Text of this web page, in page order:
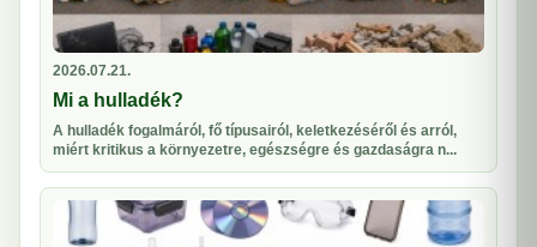
2026.07.21.
Mi a hulladék?
A hulladék fogalmáról, fő típusairól, keletkezéséről és arról,
miért kritikus a környezetre, egészségre és gazdaságra n...